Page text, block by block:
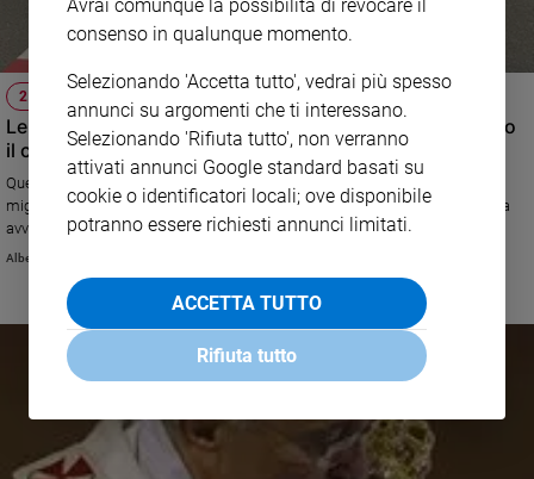
25MO DI MATRIMONIO
Le vesciche ai piedi e l'amore: ecco cosa mi ha insegnato
il cammino di Santiago
Quel pezzo di cammino così faticoso e inaspettato rappresentava la
migliore metafora di tutto ciò che nella nostra storia d’amore insieme era
avvenuto contro ogni nostra aspettativa (di Alberto Pellai)
Alberto Pellai
Avrai comunque la possibilità di revocare il
consenso in qualunque momento.
Selezionando 'Accetta tutto', vedrai più spesso
annunci su argomenti che ti interessano.
Selezionando 'Rifiuta tutto', non verranno
attivati annunci Google standard basati su
cookie o identificatori locali; ove disponibile
potranno essere richiesti annunci limitati.
ACCETTA TUTTO
Rifiuta tutto